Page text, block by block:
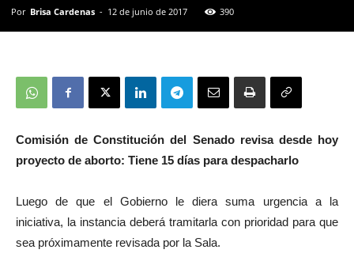
Por Brisa Cardenas - 12 de junio de 2017 390
Comisión de Constitución del Senado revisa desde hoy
proyecto de aborto: Tiene 15 días para despacharlo
Luego de que el Gobierno le diera suma urgencia a la
iniciativa, la instancia deberá tramitarla con prioridad para que
sea próximamente revisada por la Sala.